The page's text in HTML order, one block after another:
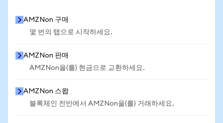
AMZNon 구매
몇 번의 탭으로 시작하세요.
AMZNon 판매
AMZNon을(를) 현금으로 교환하세요.
AMZNon 스왑
블록체인 전반에서 AMZNon을(를) 거래하세요.